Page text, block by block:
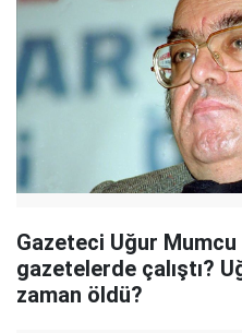
Gazeteci Uğur
gazetelerde çalıştı?
zaman öldü?